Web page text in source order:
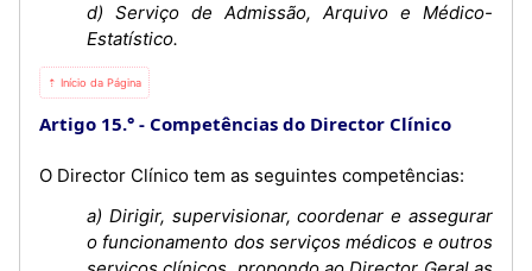
d) Serviço de Admissão, Arquivo e Médico-
Estatístico.
⇡ Início da Página
Artigo 15.° Competências do Director Clínico
O Director Clínico tem as seguintes competências:
a) Dirigir, supervisionar, coordenar e assegurar
o funcionamento dos serviços médicos e outros